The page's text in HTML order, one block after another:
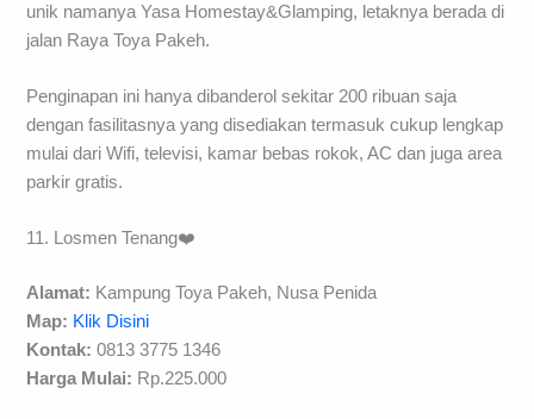
unik namanya Yasa Homestay&Glamping, letaknya berada di
jalan Raya Toya Pakeh.
Penginapan ini hanya dibanderol sekitar 200 ribuan saja
dengan fasilitasnya yang disediakan termasuk cukup lengkap
mulai dari Wifi, televisi, kamar bebas rokok, AC dan juga area
parkir gratis.
11. Losmen Tenang❤️
Alamat: Kampung Toya Pakeh, Nusa Penida
Map: Klik Disini
Kontak: 0813 3775 1346
Harga Mulai: Rp.225.000